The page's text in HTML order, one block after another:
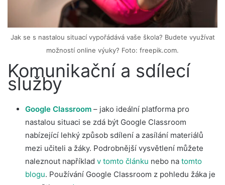
Jak se s nastalou situací vypořádává vaše škola? Budete využívat
možností online výuky? Foto: freepik.com.
Komunikační a sdílecí
služby
Google Classroom – jako ideální platforma pro
nastalou situaci se zdá být Google Classroom
nabízející lehký způsob sdílení a zasílání materiálů
mezi učiteli a žáky. Podrobnější vysvětlení můžete
naleznout například v tomto článku nebo na tomto
blogu. Používání Google Classroom z pohledu žáka je